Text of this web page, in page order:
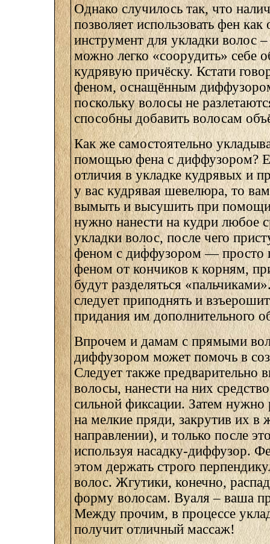
Однако случилось так, что
позволяет использовать фен
инструмент для укладки волос
можно легко «соорудить» себе
кудрявую причёску. Кстати
феном, оснащённым
поскольку волосы не
способны добавить волосам
Как же самостоятельно
помощью фена с диффузором?
отличия в укладке кудрявых и
у вас кудрявая шевелюра, то
вымыть и высушить при помощи
нужно нанести на кудри любое
укладки волос, после чего
феном с диффузором — просто
феном от кончиков к корням,
будут разделяться
следует приподнять и
придания им дополнительного
Впрочем и дамам с прямыми
диффузором может помочь в
Следует также предварительно
волосы, нанести на них
сильной фиксации. Затем нужно
на мелкие пряди, закрутив их в
направлении), и только после
используя насадку-диффузор.
этом держать строго
волос. Жгутики, конечно,
форму волосам. Вуаля – ваша
Между прочим, в процессе
получит отличный массаж!